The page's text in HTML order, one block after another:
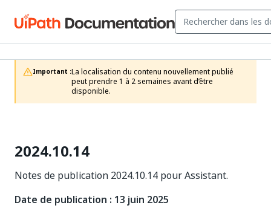
Important :La localisation du contenu nouvellement publié
peut prendre 1 à 2 semaines avant d’être
disponible.
2024.10.14
Notes de publication 2024.10.14 pour Assistant.
Date de publication : 13 juin 2025